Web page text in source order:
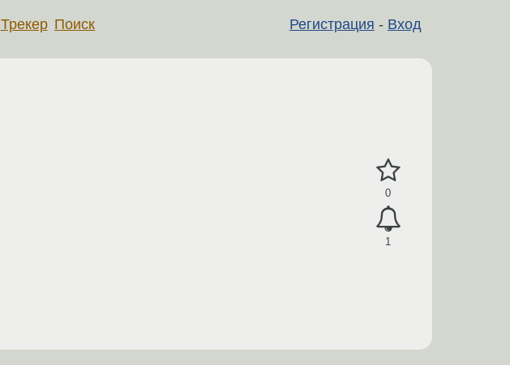
Регистрация - Вход
Трекер Поиск
0
1